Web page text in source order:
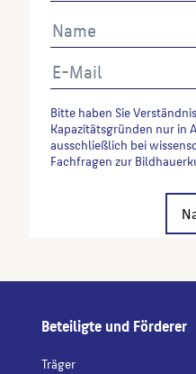
Bitte haben Sie
Kapazitätsgründen nur in
ausschließlich bei
Fachfragen zur
Beteiligte und Förderer
Träger